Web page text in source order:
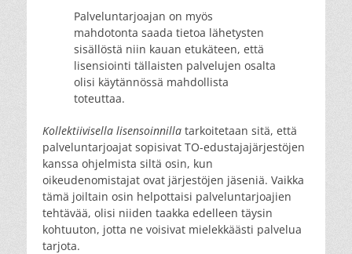
Palveluntarjoajan on myös
mahdotonta saada tietoa lähetysten
sisällöstä niin kauan etukäteen, että
lisensiointi tällaisten palvelujen osalta
olisi käytännössä mahdollista
toteuttaa.
Kollektiivisella lisensoinnilla tarkoitetaan sitä, että
palveluntarjoajat sopisivat TO-edustajajärjestöjen
kanssa ohjelmista siltä osin, kun
oikeudenomistajat ovat järjestöjen jäseniä. Vaikka
tämä joiltain osin helpottaisi palveluntarjoajien
tehtävää, olisi niiden taakka edelleen täysin
kohtuuton, jotta ne voisivat mielekkäästi palvelua
tarjota.